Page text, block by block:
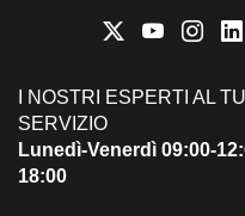
I NOSTRI ESPERTI AL
SERVIZIO
Lunedì-Venerdì 09:00-
18:00